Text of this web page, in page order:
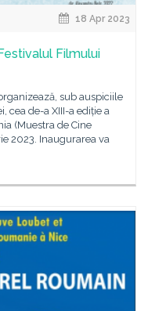
18 Apr 2023
Filmului
sub auspiciile
cea de-a XIII-a ediție a
(Muestra de Cine
2023. Inaugurarea va